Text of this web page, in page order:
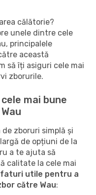
călătorie?
unele dintre cele
principalele
această
să îți asiguri cele mai
zborurile.
mai bune
zboruri simplă și
de opțiuni de la
a te ajuta să
calitate la cele mai
utile pentru a
către Wau: